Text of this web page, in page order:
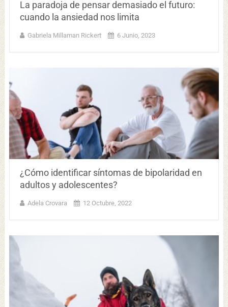
La paradoja de pensar demasiado el futuro:
cuando la ansiedad nos limita
Gabriela Millaman Rickert 6 Junio, 2023
¿Cómo identificar síntomas de bipolaridad en
adultos y adolescentes?
Adela Crovara 12 Octubre, 2022